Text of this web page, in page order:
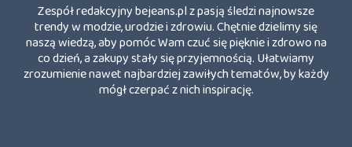
Zespół redakcyjny bejeans.pl z pasją śledzi najnowsze
trendy w modzie, urodzie i zdrowiu. Chętnie dzielimy się
naszą wiedzą, aby pomóc Wam czuć się pięknie i zdrowo na
co dzień, a zakupy stały się przyjemnością. Ułatwiamy
zrozumienie nawet najbardziej zawiłych tematów, by każdy
mógł czerpać z nich inspirację.